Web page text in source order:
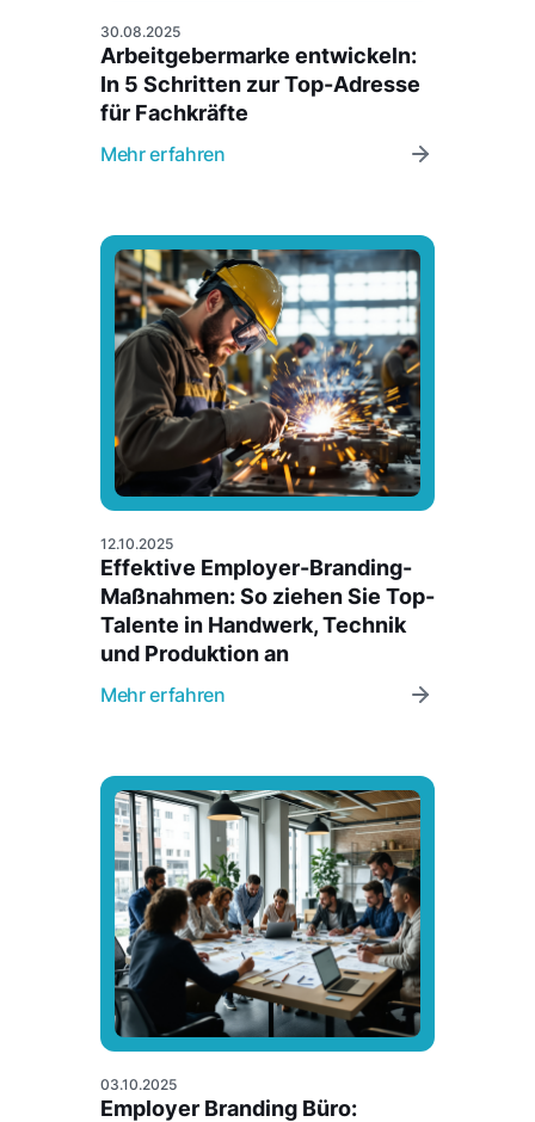
30.08.2025
Arbeitgebermarke entwickeln:
In 5 Schritten zur Top-Adresse
für Fachkräfte
Mehr erfahren
12.10.2025
Effektive Employer-Branding-
Maßnahmen: So ziehen Sie Top-
Talente in Handwerk, Technik
und Produktion an
Mehr erfahren
03.10.2025
Employer Branding Büro: